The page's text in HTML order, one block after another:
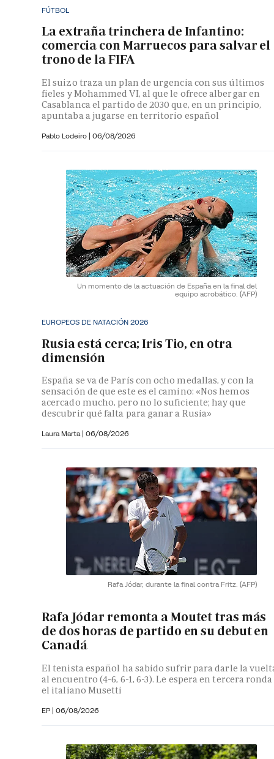
FÚTBOL
La extraña trinchera de Infantino:
comercia con Marruecos para salvar el
trono de la FIFA
El suizo traza un plan de urgencia con sus últimos
fieles y Mohammed VI, al que le ofrece albergar en
Casablanca el partido de 2030 que, en un principio,
apuntaba a jugarse en territorio español
Pablo Lodeiro | 06/08/2026
Un momento de la actuación de España en la final del
equipo acrobático. (AFP)
EUROPEOS DE NATACIÓN 2026
Rusia está cerca; Iris Tio, en otra
dimensión
España se va de París con ocho medallas, y con la
sensación de que este es el camino: «Nos hemos
acercado mucho, pero no lo suficiente; hay que
descubrir qué falta para ganar a Rusia»
Laura Marta | 06/08/2026
Rafa Jódar, durante la final contra Fritz. (AFP)
Rafa Jódar remonta a Moutet tras más
de dos horas de partido en su debut en
Canadá
El tenista español ha sabido sufrir para darle la
al encuentro (4-6, 6-1, 6-3). Le espera en tercera ronda
el italiano Musetti
EP | 06/08/2026